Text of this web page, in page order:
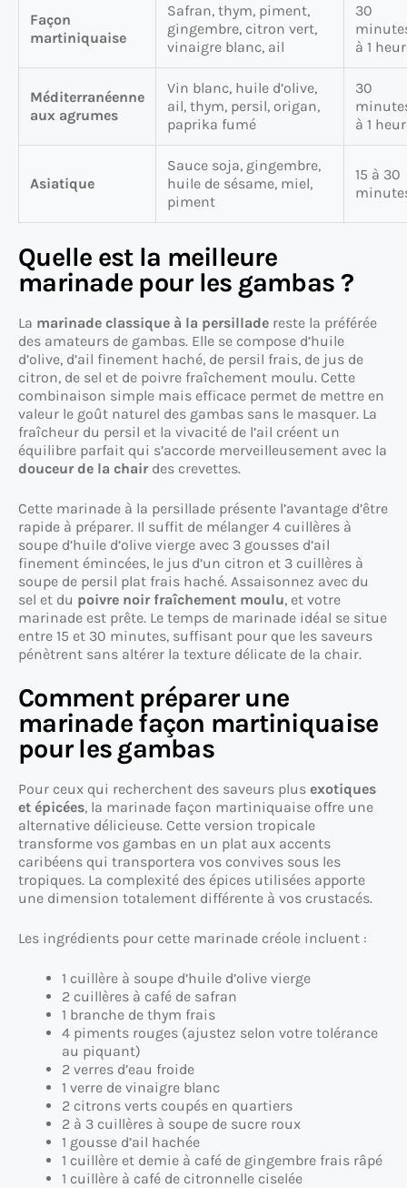
Façon
martiniquaise
Safran, thym, piment,
gingembre, citron vert,
vinaigre blanc, ail
30
à 1
Méditerranéenne
aux agrumes
Vin blanc, huile d’olive,
ail, thym, persil, origan,
paprika fumé
30
à 1
Asiatique
Sauce soja, gingembre,
huile de sésame, miel,
piment
15 à 30
Quelle est la meilleure
marinade pour les gambas ?
La marinade classique à la persillade reste la préférée
des amateurs de gambas. Elle se compose d’huile
d’olive, d’ail finement haché, de persil frais, de jus de
citron, de sel et de poivre fraîchement moulu. Cette
combinaison simple mais efficace permet de mettre en
valeur le goût naturel des gambas sans le masquer. La
fraîcheur du persil et la vivacité de l’ail créent un
équilibre parfait qui s’accorde merveilleusement avec la
douceur de la chair des crevettes.
Cette marinade à la persillade présente l’avantage d’être
rapide à préparer. Il suffit de mélanger 4 cuillères à
soupe d’huile d’olive vierge avec 3 gousses d’ail
finement émincées, le jus d’un citron et 3 cuillères à
soupe de persil plat frais haché. Assaisonnez avec du
sel et du poivre noir fraîchement moulu, et votre
marinade est prête. Le temps de marinade idéal se situe
entre 15 et 30 minutes, suffisant pour que les saveurs
pénètrent sans altérer la texture délicate de la chair.
Comment préparer une
marinade façon martiniquaise
pour les gambas
Pour ceux qui recherchent des saveurs plus exotiques
et épicées, la marinade façon martiniquaise offre une
alternative délicieuse. Cette version tropicale
transforme vos gambas en un plat aux accents
caribéens qui transportera vos convives sous les
tropiques. La complexité des épices utilisées apporte
une dimension totalement différente à vos crustacés.
Les ingrédients pour cette marinade créole incluent :
1 cuillère à soupe d’huile d’olive vierge
2 cuillères à café de safran
1 branche de thym frais
4 piments rouges (ajustez selon votre tolérance
au piquant)
2 verres d’eau froide
1 verre de vinaigre blanc
2 citrons verts coupés en quartiers
2 à 3 cuillères à soupe de sucre roux
1 gousse d’ail hachée
1 cuillère et demie à café de gingembre frais râpé
1 cuillère à café de citronnelle ciselée